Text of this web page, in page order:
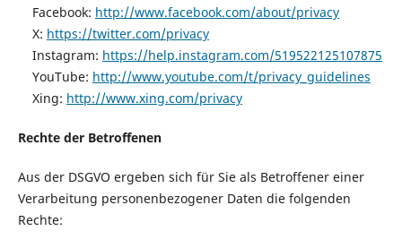
Facebook: http://www.facebook.com/about/privacy
X: https://twitter.com/privacy
Instagram: https://help.instagram.com/519522125107875
YouTube: http://www.youtube.com/t/privacy_guidelines
Xing: http://www.xing.com/privacy
Rechte der Betroffenen
Aus der DSGVO ergeben sich für Sie als Betroffener einer
Verarbeitung personenbezogener Daten die folgenden
Rechte: